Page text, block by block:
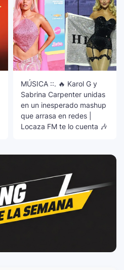
MÚSICA ::. 🔥 Karol G y
Sabrina Carpenter unidas
en un inesperado mashup
que arrasa en redes |
Locaza FM te lo cuenta 🎶